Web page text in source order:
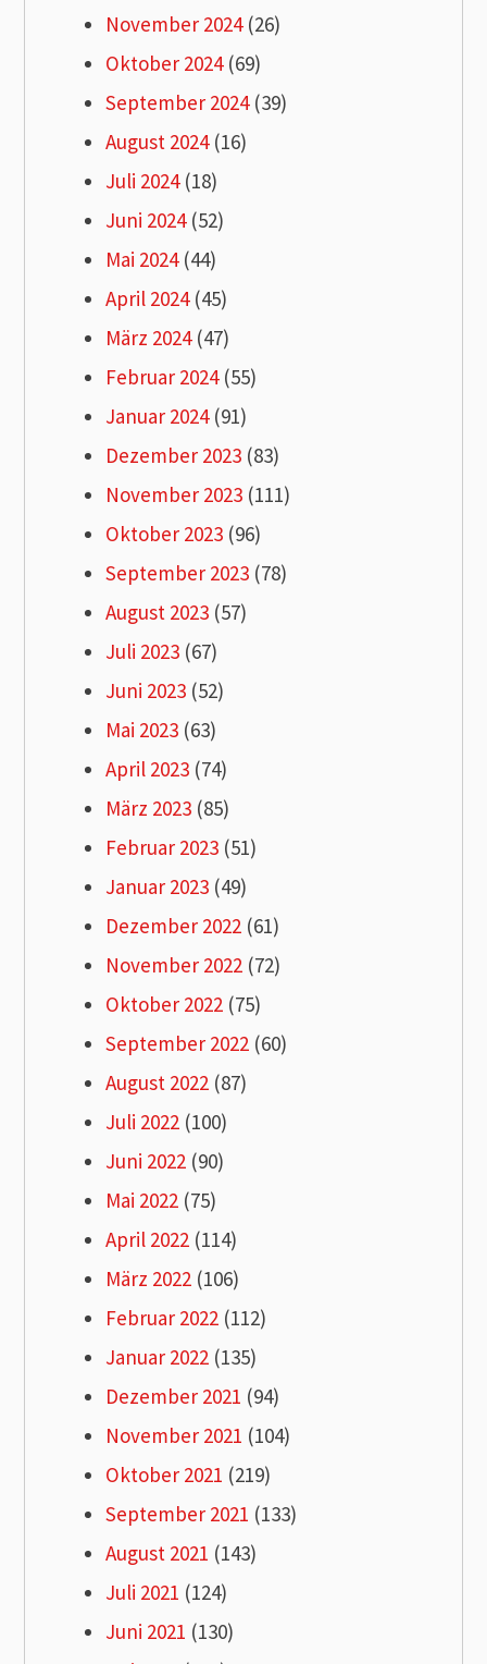
November 2024(26)
Oktober 2024(69)
September 2024(39)
August 2024(16)
Juli 2024(18)
Juni 2024(52)
Mai 2024(44)
April 2024(45)
März 2024(47)
Februar 2024(55)
Januar 2024(91)
Dezember 2023 (83)
November 2023 (111)
Oktober 2023 (96)
September 2023 (78)
August 2023 (57)
Juli 2023 (67)
Juni 2023 (52)
Mai 2023 (63)
April 2023 (74)
März 2023 (85)
Februar 2023 (51)
Januar 2023 (49)
Dezember 2022 (61)
November 2022 (72)
Oktober 2022 (75)
September 2022 (60)
August 2022 (87)
Juli 2022 (100)
Juni 2022 (90)
Mai 2022 (75)
April 2022 (114)
März 2022 (106)
Februar 2022 (112)
Januar 2022 (135)
Dezember 2021 (94)
November 2021 (104)
Oktober 2021 (219)
September 2021 (133)
August 2021 (143)
Juli 2021 (124)
Juni 2021 (130)